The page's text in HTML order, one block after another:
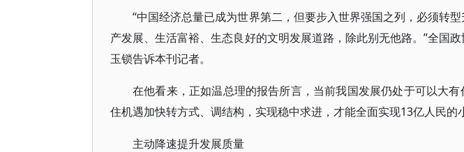
“中国经济总量已成为世界第二，但要步入世界强国之列，必须转
产发展、生活富裕、生态良好的文明发展道路，除此别无他路。”全国
玉锁告诉本刊记者。
在他看来，正如温总理的报告所言，当前我国发展仍处于可以大
住机遇加快转方式、调结构，实现稳中求进，才能全面实现13亿人民的
主动降速提升发展质量